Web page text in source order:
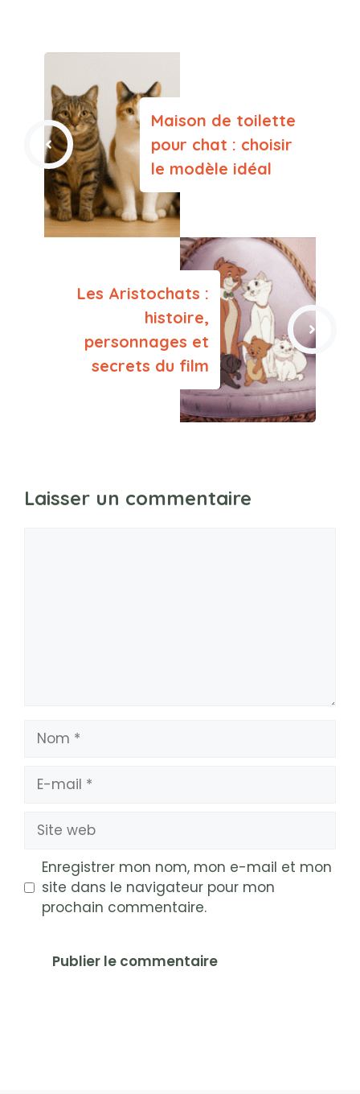
Maison de toilette
pour chat : choisir
le modèle idéal
Les Aristochats :
histoire,
personnages et
secrets du film
Laisser un commentaire
Nom
mail
Site
web
Enregistrer mon nom, mon e-mail et mon
site dans le navigateur pour mon
prochain commentaire.